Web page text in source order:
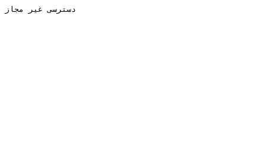
دسترسی غیر مجاز